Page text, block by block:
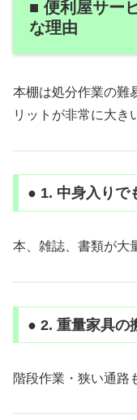
■ 便利屋サー
な理由
本棚は処分作業の難
リットが非常に大き
● 1. 中身入りで
本、雑誌、書類が大
● 2. 重量家具の
階段作業・狭い通路